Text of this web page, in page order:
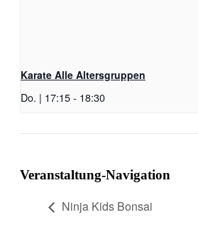
Karate Alle Altersgruppen
Do. | 17:15- 18:30
Veranstaltung-Navigation
Ninja Kids Bonsai